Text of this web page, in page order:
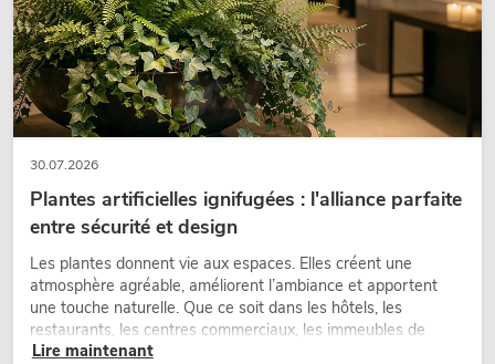
30.07.2026
Plantes artificielles ignifugées : l'alliance parfaite
entre sécurité et design
Les plantes donnent vie aux espaces. Elles créent une
atmosphère agréable, améliorent l’ambiance et apportent
une touche naturelle. Que ce soit dans les hôtels, les
restaurants, les centres commerciaux, les immeubles de
bureaux ou sur les stands d’exposition, une végétalisation de
Lire maintenant